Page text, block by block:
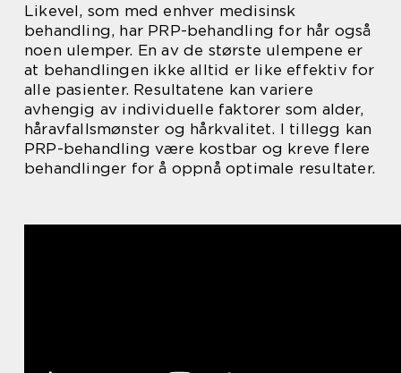
Likevel, som med enhver medisinsk
behandling, har PRP-behandling for hår også
noen ulemper. En av de største ulempene er
at behandlingen ikke alltid er like effektiv for
alle pasienter. Resultatene kan variere
avhengig av individuelle faktorer som alder,
håravfallsmønster og hårkvalitet. I tillegg kan
PRP-behandling være kostbar og kreve flere
behandlinger for å oppnå optimale resultater.